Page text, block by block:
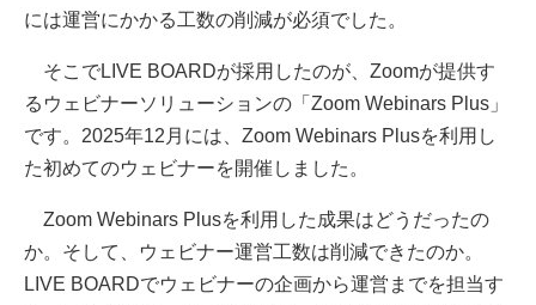
には運営にかかる工数の削減が必須でした。
そこでLIVE BOARDが採用したのが、Zoomが提供す
るウェビナーソリューションの「Zoom Webinars Plus」
です。2025年12月には、Zoom Webinars Plusを利用し
た初めてのウェビナーを開催しました。
Zoom Webinars Plusを利用した成果はどうだったの
か。そして、ウェビナー運営工数は削減できたのか。
LIVE BOARDでウェビナーの企画から運営までを担当す